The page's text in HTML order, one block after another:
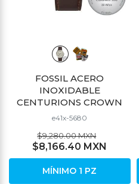
FOSSIL ACERO
INOXIDABLE
CENTURIONS CROWN
e41x-5680
$9,280.00 MXN
$8,166.40 MXN
MÍNIMO 1 PZ